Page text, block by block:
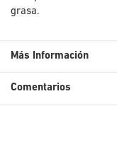
grasa.
Más Información
Comentarios